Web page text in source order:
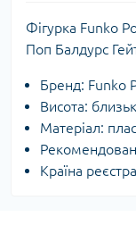
Фігурка Funko
Поп Балдурс
Бренд: Funko
Висота:
Матеріал:
Країна